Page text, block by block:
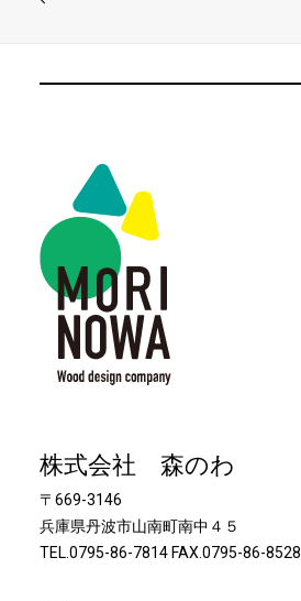
株式会社 森のわ
〒669-3146
兵庫県丹波市山南町南中４５
TEL.0795-86-7814 FAX.0795-86-8528